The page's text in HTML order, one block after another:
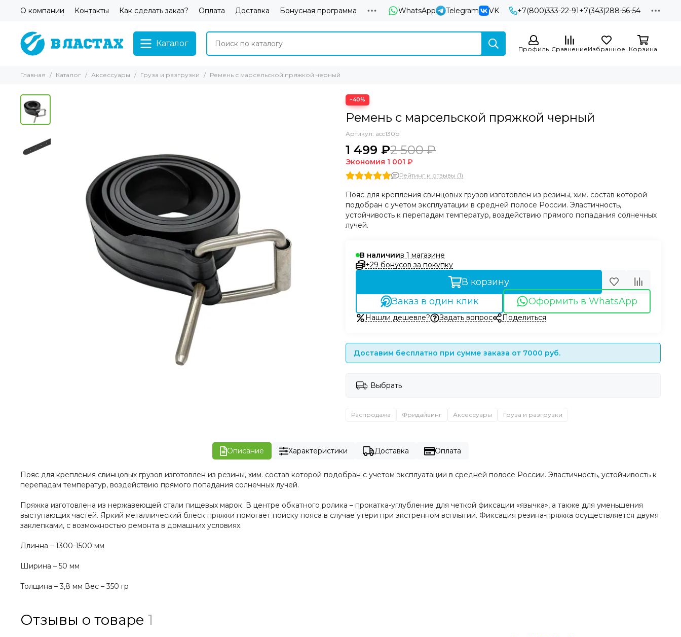
О компании Контакты Как сделать заказ? Оплата Доставка Бонусная программа WhatsApp Telegram VK +7(800)333-22-91+7(343)288-56-54
Каталог
Профиль СравнениеИзбранное Корзина
Главная Каталог Аксессуары Груза и разгрузки Ремень с марсельской пряжкой черный
−40%
Ремень с марсельской пряжкой черный
Артикул: acc130b
1 499 ₽2 500 ₽
Экономия 1 001 ₽
Рейтинг и отзывы (1)
Пояс для крепления свинцовых грузов изготовлен из резины, хим. состав которой
подобран с учетом эксплуатации в средней полосе России. Эластичность,
устойчивость к перепадам температур, воздействию прямого попадания солнечных
лучей.
В наличиив 1 магазине
+29 бонусов за покупку
В корзину
Заказ в один клик
Оформить в WhatsApp
Нашли дешевле? Задать вопрос Поделиться
Доставим бесплатно при сумме заказа от 7000 руб.
Выбрать
Распродажа Фридайвинг Аксессуары Груза и разгрузки
Описание Характеристики Доставка Оплата
Пояс для крепления свинцовых грузов изготовлен из резины, хим. состав которой подобран с учетом эксплуатации в средней полосе России. Эластичность, устойчивость к
перепадам температур, воздействию прямого попадания солнечных лучей.
Пряжка изготовлена из нержавеющей стали пищевых марок. В центре обкатного ролика – прокатка-углубление для четкой фиксации «язычка», а также для уменьшения
выступающих частей. Яркий металлический блеск пряжки помогает поиску пояса в случае утери при экстренном всплытии. Фиксация резина-пряжка осуществляется двумя
заклепками, с возможностью ремонта в домашних условиях.
Длинна – 1300-1500 мм
Ширина – 50 мм
Толщина – 3,8 мм Вес – 350 гр
Отзывы о товаре 1